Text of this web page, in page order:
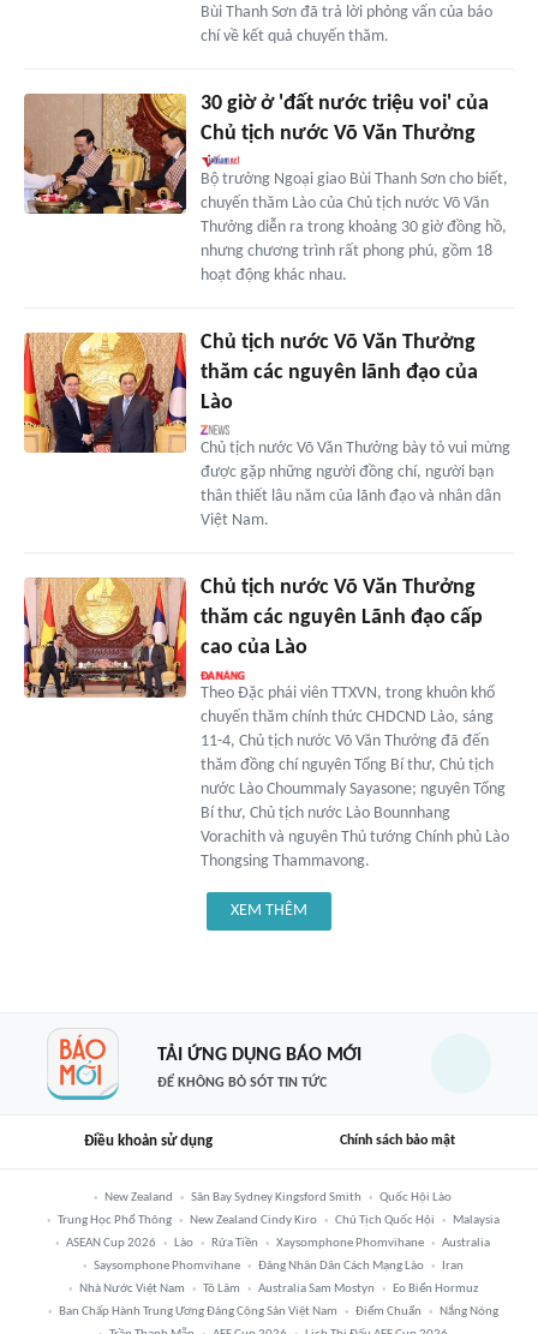
Bùi Thanh Sơn đã trả lời phỏng vấn của báo
chí về kết quả chuyến thăm.
30 giờ ở 'đất nước triệu voi' của
Chủ tịch nước Võ Văn Thưởng
Bộ trưởng Ngoại giao Bùi Thanh Sơn cho biết,
chuyến thăm Lào của Chủ tịch nước Võ Văn
Thưởng diễn ra trong khoảng 30 giờ đồng hồ,
nhưng chương trình rất phong phú, gồm 18
hoạt động khác nhau.
Chủ tịch nước Võ Văn Thưởng
thăm các nguyên lãnh đạo của
Lào
Chủ tịch nước Võ Văn Thưởng bày tỏ vui mừng
được gặp những người đồng chí, người bạn
thân thiết lâu năm của lãnh đạo và nhân dân
Việt Nam.
Chủ tịch nước Võ Văn Thưởng
thăm các nguyên Lãnh đạo cấp
cao của Lào
Theo Đặc phái viên TTXVN, trong khuôn khổ
chuyến thăm chính thức CHDCND Lào, sáng
11-4, Chủ tịch nước Võ Văn Thưởng đã đến
thăm đồng chí nguyên Tổng Bí thư, Chủ tịch
nước Lào Choummaly Sayasone; nguyên Tổng
Bí thư, Chủ tịch nước Lào Bounnhang
Vorachith và nguyên Thủ tướng Chính phủ Lào
Thongsing Thammavong.
XEM THÊM
TẢI ỨNG DỤNG BÁO MỚI
ĐỂ KHÔNG BỎ SÓT TIN TỨC
Điều khoản sử dụng Chính sách bảo mật
New Zealand Sân Bay Sydney Kingsford Smith
Quốc Hội Lào
Trung Học Phổ Thông
New Zealand Cindy Kiro Chủ Tịch Quốc Hội
Malaysia
ASEAN Cup 2026
Lào Rửa Tiền Xaysomphone Phomvihane
Australia
Saysomphone Phomvihane
Đảng Nhân Dân Cách Mạng Lào
Iran
Nhà Nước Việt Nam
Tô Lâm Australia Sam Mostyn
Eo Biển Hormuz
Ban Chấp Hành Trung Ương Đảng Cộng Sản Việt Nam
Điểm Chuẩn
Nắng Nóng